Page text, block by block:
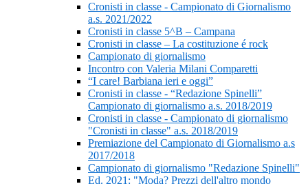
Cronisti in classe - Campionato di Giornalismo
a.s. 2021/2022
Cronisti in classe 5^B – Campana
Cronisti in classe – La costituzione é rock
Campionato di giornalismo
Incontro con Valeria Milani Comparetti
“I care! Barbiana ieri e oggi”
Cronisti in classe - “Redazione Spinelli”
Campionato di giornalismo a.s. 2018/2019
Cronisti in classe - Campionato di giornalismo
"Cronisti in classe" a.s. 2018/2019
Premiazione del Campionato di Giornalismo a.s
2017/2018
Campionato di giornalismo "Redazione Spinelli"
Ed. 2021: "Moda? Prezzi dell'altro mondo